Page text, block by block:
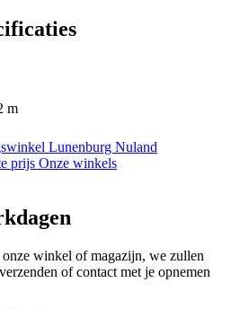
m
Lunenburg Nuland
prijs Onze winkels
winkel of magazijn, we zullen
of contact met je opnemen